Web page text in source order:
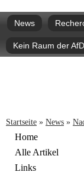
Hauptmenü
News
Kein Raum der AfD
Sie sind hier
Startseite » News »
Home
Alle Artikel
Links